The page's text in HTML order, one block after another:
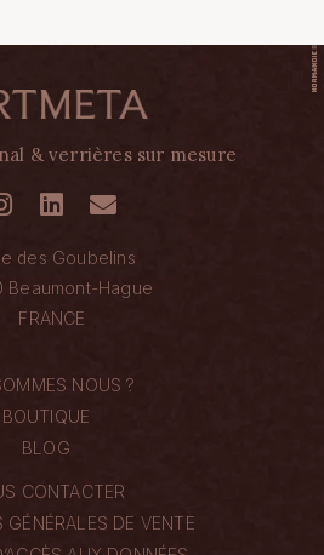
& verrières sur mesure
des Goubelins
Beaumont-Hague
FRANCE
NOUS ?
BOUTIQUE
BLOG
CONTACTER
GÉNÉRALES DE VENTE